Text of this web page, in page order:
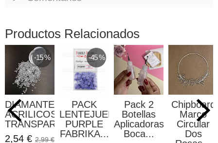
Productos Relacionados
-15 %
DIAMANTES
ACRILICOS
TRANSPARENTES...
2,54 € 2,99 €
-45 %
PACK
LENTEJUELAS
PURPLE
FABRIKA...
Pack 2
Botellas
Aplicadoras
Boca...
Chipboard
Marco
Circular
Dos